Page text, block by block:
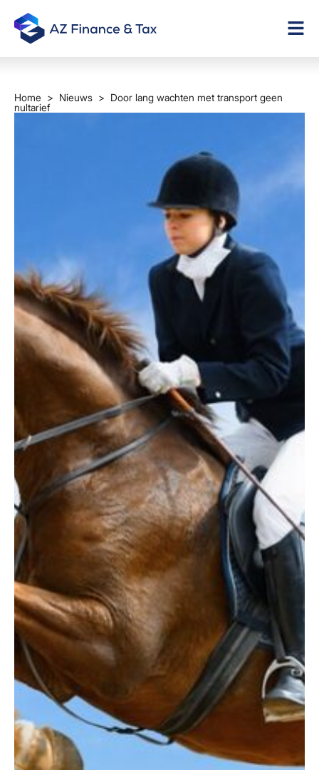
Home > Nieuws > Door lang wachten met transport geen
nultarief